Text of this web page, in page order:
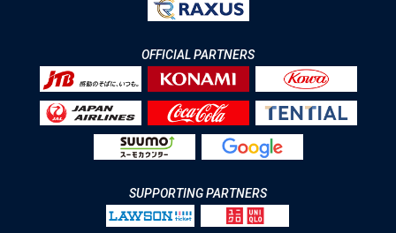
OFFICIAL PARTNERS
SUPPORTING PARTNERS